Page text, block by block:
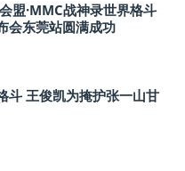
盟·MMC战神录世界格斗
会东莞站圆满成功
斗 王俊凯为掩护张一山甘